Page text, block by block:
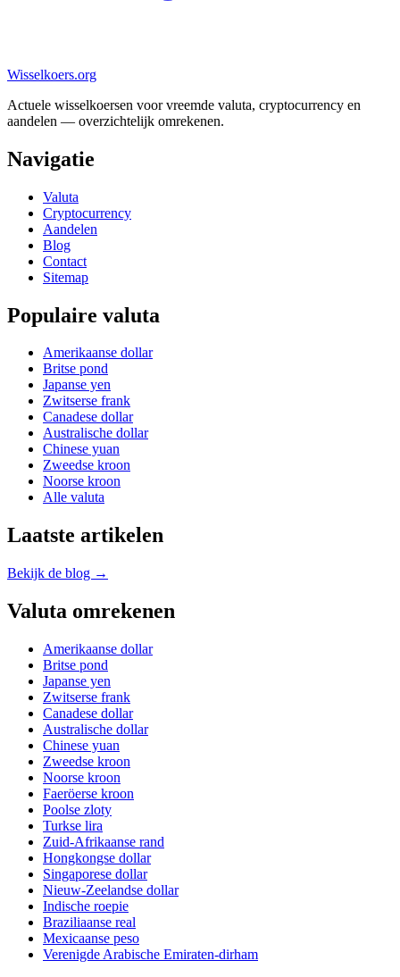
Wisselkoers.org
Actuele wisselkoersen voor vreemde valuta, cryptocurrency en
aandelen — overzichtelijk omrekenen.
Navigatie
Valuta
Cryptocurrency
Aandelen
Blog
Contact
Sitemap
Populaire valuta
Amerikaanse dollar
Britse pond
Japanse yen
Zwitserse frank
Canadese dollar
Australische dollar
Chinese yuan
Zweedse kroon
Noorse kroon
Alle valuta
Laatste artikelen
Bekijk de blog →
Valuta omrekenen
Amerikaanse dollar
Britse pond
Japanse yen
Zwitserse frank
Canadese dollar
Australische dollar
Chinese yuan
Zweedse kroon
Noorse kroon
Faeröerse kroon
Poolse zloty
Turkse lira
Zuid-Afrikaanse rand
Hongkongse dollar
Singaporese dollar
Nieuw-Zeelandse dollar
Indische roepie
Braziliaanse real
Mexicaanse peso
Verenigde Arabische Emiraten-dirham